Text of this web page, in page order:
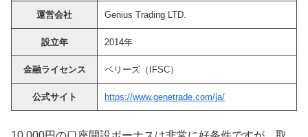
運営会社 Genius Trading LTD.
設立年 2014年
金融ライセンス ベリーズ（IFSC）
公式サイト https://www.genetrade.com/ja/